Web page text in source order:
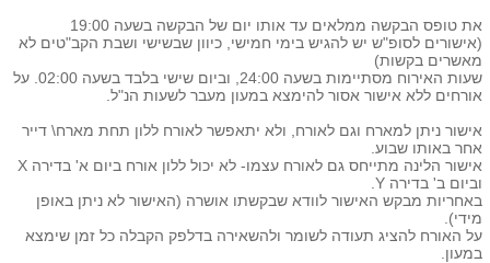
את טופס הבקשה ממלאים עד אותו יום של הבקשה בשעה 19:00
(אישורים לסופ"ש יש להגיש בימי חמישי, כיוון שבשישי ושבת הקב"טים לא
מאשרים בקשות)
שעות האירוח מסתיימות בשעה 24:00, וביום שישי בלבד בשעה 02:00. על
אורחים ללא אישור אסור להימצא במעון מעבר לשעות הנ"ל.
אישור ניתן למארח וגם לאורח, ולא יתאפשר לאורח ללון תחת מארח\ דייר
אחר באותו שבוע.
אישור הלינה מתייחס גם לאורח עצמו- לא יכול ללון אורח ביום א' בדירה X
וביום ב' בדירה Y.
באחריות מבקש האישור לוודא שבקשתו אושרה (האישור לא ניתן באופן
מידי).
על האורח להציג תעודה לשומר ולהשאירה בדלפק הקבלה כל זמן שימצא
במעון.